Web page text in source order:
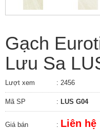
Gạch
Lưu Sa
Lượt xem : 2456
Mã SP : LUS G04
Giá bán : Liên hệ